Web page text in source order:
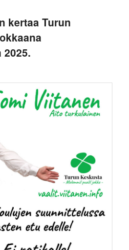
kertaa Turun